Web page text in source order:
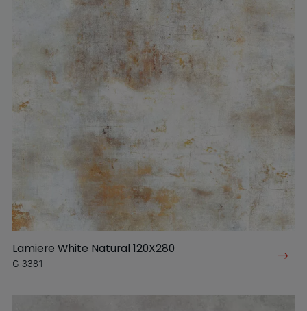
Lamiere White Natural 120X280
G-3381